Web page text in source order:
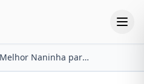
Melhor Naninha para Bebê 2026: Guia Completo com Dicas de Especialistas